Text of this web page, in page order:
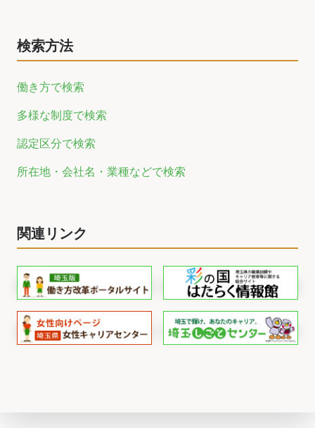
検索方法
働き方で検索
多様な制度で検索
認定区分で検索
所在地・会社名・業種などで検索
関連リンク